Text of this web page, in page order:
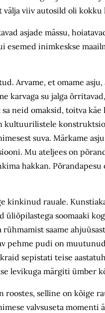
välja viiv autosild oli
asjade mässu,
esemed inimkeskse
Arvame, et omame
karvaga su jalga
neid omaksid, toitva
kultuurilistele
suva. Märkame
Mu ateljees on
hakkan.
kinkinud rauale.
soomaaki
rühmamist saame
pehme pudi on
sepistati teise
levikuga märgiti ümber
roostes, selline on kõige
valvsuseta momenti